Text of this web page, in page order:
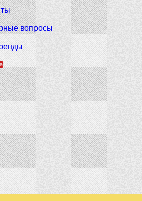
вопросы